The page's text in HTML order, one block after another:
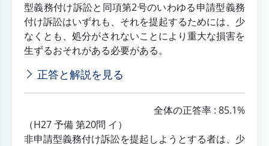
型義務付け訴訟と同項第2号のいわゆる申請型義務
付け訴訟はいずれも、それを提起するためには、少
なくとも、処分がされないことにより重大な損害を
生ずるおそれがある必要がある。
正答と解説を見る
全体の正答率 : 85.1%
（H27 予備 第20問 イ）
非申請型義務付け訴訟を提起しようとする者は、少